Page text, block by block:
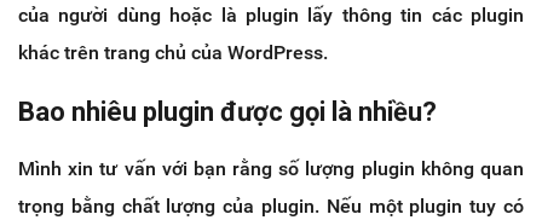
của người dùng hoặc là plugin lấy thông tin các plugin
khác trên trang chủ của WordPress.
Bao nhiêu plugin được gọi là nhiều?
Mình xin tư vấn với bạn rằng số lượng plugin không quan
trọng bằng chất lượng của plugin. Nếu một plugin tuy có